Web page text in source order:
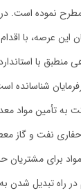
نموده است. در
عرصه، با
منطبق با
شناسانده
به تأمین مواد
حفاری نفت و گاز
برای مشتریان
راه تبدیل شدن